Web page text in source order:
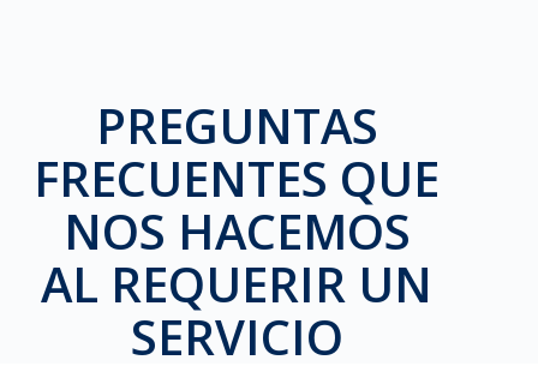
PREGUNTAS
FRECUENTES QUE
NOS HACEMOS
AL REQUERIR UN
SERVICIO